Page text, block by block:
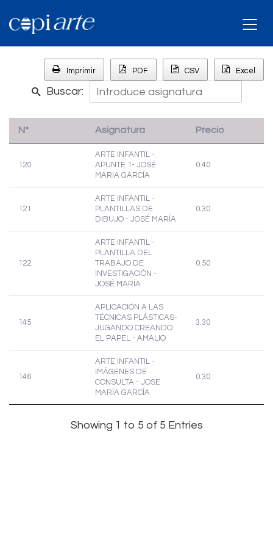
Excel
CSV
PDF
Imprimir
Buscar:
Nº Asignatura Precio
120
ARTE INFANTIL -
APUNTE 1- JOSÉ
MARIA GARCÍA
0.40
121
ARTE INFANTIL -
PLANTILLAS DE
DIBUJO - JOSÉ MARÍA
0.30
122
ARTE INFANTIL -
PLANTILLA DEL
TRABAJO DE
INVESTIGACIÓN -
JOSÉ MARÍA
0.50
145
APLICACIÓN A LAS
TÉCNICAS PLÁSTICAS-
JUGANDO CREANDO
EL PAPEL - AMALIO
3.30
146
ARTE INFANTIL -
IMÁGENES DE
CONSULTA - JOSE
MARÍA GARCÍA
0.30
Showing 1 to 5 of 5 Entries